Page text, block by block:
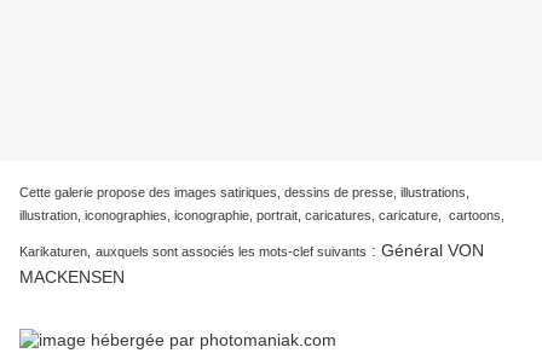
Cette galerie propose des images satiriques, dessins de presse, illustrations,
illustration, iconographies, iconographie, portrait, caricatures, caricature, cartoons,
Karikaturen, auxquels sont associés les mots-clef suivants : Général VON
MACKENSEN